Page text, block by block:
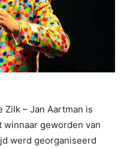
– Jan Aartman is
geworden van
werd georganiseerd